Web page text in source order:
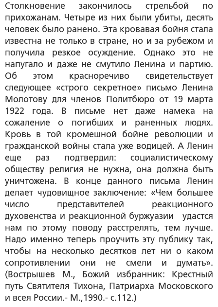
Столкновение закончилось стрельбой по
прихожанам. Четыре из них были убиты, десять
человек было ранено. Эта кровавая бойня стала
известна не только в стране, но и за рубежом и
получила резкое осуждение. Однако это не
напугало и даже не смутило Ленина и партию.
Об этом красноречиво свидетельствует
следующее «строго секретное» письмо Ленина
Молотову для членов Политбюро от 19 марта
1922 года. В письме нет даже намека на
сожаление о погибших и раненных людях.
Кровь в той кромешной бойне революции и
гражданской войны стала уже водицей. А Ленин
еще раз подтвердил: социалистическому
обществу религия не нужна, она должна быть
уничтожена. В конце данного письма Ленин
делает чудовищное заключение: «Чем большее
число представителей реакционного
духовенства и реакционной буржуазии удастся
нам по этому поводу расстрелять, тем лучше.
Надо именно теперь проучить эту публику так,
чтобы на несколько десятков лет ни о каком
сопротивлении они не смели и думать».
(Вострышев М., Божий избранник: Крестный
путь Святителя Тихона, Патриарха Московского
и всея России.- М.,1990.- с.112.)